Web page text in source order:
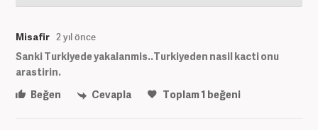
Misafir 2 yıl önce
Sanki Turkiyede yakalanmis..Turkiyeden nasil kacti onu
arastirin.
Beğen
Cevapla Toplam1 beğeni